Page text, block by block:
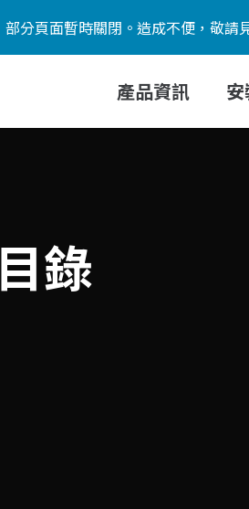
分頁面暫時關閉。造成不便，敬請
產品資訊
錄